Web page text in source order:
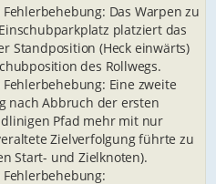
Fehlerbehebung: Das Warpen zu
platziert das
Standposition (Heck einwärts)
des Rollwegs.
Fehlerbehebung: Eine zweite
nach Abbruch der ersten
Pfad mehr mit nur
Zielverfolgung führte zu
Start- und Zielknoten).
Fehlerbehebung: